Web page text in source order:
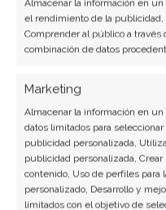
Almacenar la información en
el rendimiento de la
Comprender al público a través
combinación de datos
Marketing
Almacenar la información en
datos limitados para
publicidad personalizada,
publicidad personalizada,
contenido, Uso de perfiles para
personalizado, Desarrollo y
limitados con el objetivo de
Miguel
Periodista de
videojuegos,
consumo digital.
industria